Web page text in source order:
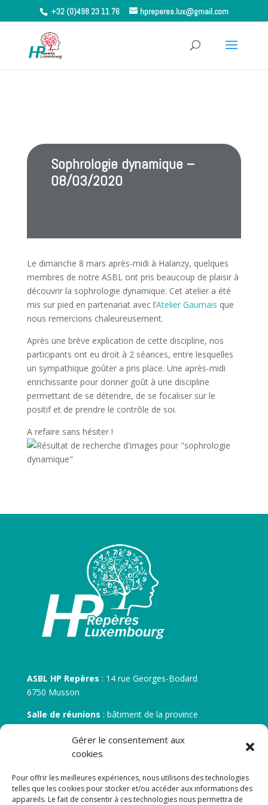
Gérer le consentement aux
cookies
Pour offrir les meilleures expériences, nous utilisons des technologies
telles que les cookies pour stocker et/ou accéder aux informations des
appareils. Le fait de consentir à ces technologies nous permettra de
+32 (0)498 23 11 76 hpreperes.lux@gmail.com
Sophrologie dynamique –
08/03/2020
Le dimanche 8 mars après-midi à Halanzy, quelques
membres de notre ASBL ont pris beaucoup de plaisir à
découvrir la sophrologie dynamique. Cet atelier a été
mis sur pied en partenariat avec l’Atelier Gaumais que
nous remercions chaleureusement.
Après une brève explication de cette discipline, nos
participants ont eu droit à 2 séances, entre lesquelles
un sympathique goûter a pris place. Une après-midi
enrichissante pour donner goût à une discipline
permettant de se détendre, de se focaliser sur le
positif et de prendre le contrôle de soi.
A refaire sans hésiter !
ASBL HP Repères : 14 rue Georges-Bodard
6750 Musson
Salle de réunions : bâtiment de la province
30 rue Zénobe Gramme – 6700 Arlon
N° d’entreprise :BE 0506.746.707
N° de compte IBAN
: BE 05 7512 0751 5675